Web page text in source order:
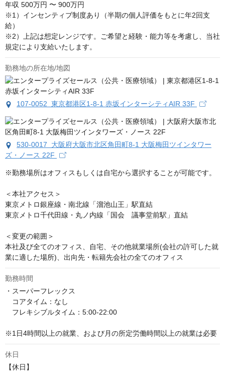
年収 500万円 〜 900万円
※1）インセンティブ制度あり（半期の個人評価をもとに年2回支
給）
※2）上記は想定レンジです。ご希望と経験・能力等を考慮し、当社
規定により支給いたします。
勤務地の所在地/地図
107-0052 東京都港区1-8-1 赤坂インターシティAIR 33F
530-0017 大阪府大阪市北区角田町8-1 大阪梅田ツインタワー
ズ・ノース 22F
※勤務場所はオフィスもしくは自宅から選択することが可能です。
＜本社アクセス＞
東京メトロ銀座線・南北線「溜池山王」駅直結
東京メトロ千代田線・丸ノ内線「国会　議事堂前駅」直結
＜変更の範囲＞
本社及び全てのオフィス、自宅、その他就業場所(会社の許可した就
業に適した場所)、出向先・転籍先会社の全てのオフィス
勤務時間
・スーパーフレックス
コアタイム：なし
フレキシブルタイム：5:00-22:00
※1日4時間以上の就業、および月の所定労働時間以上の就業は必要
休日
【休日】